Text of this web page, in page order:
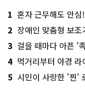
1 혼자 근무해도 안
2 장애인 맞춤형 보조
3 걸을 때마다 아픈 '족
4 먹거리부터 야경
5 시민이 사랑한 '찐'